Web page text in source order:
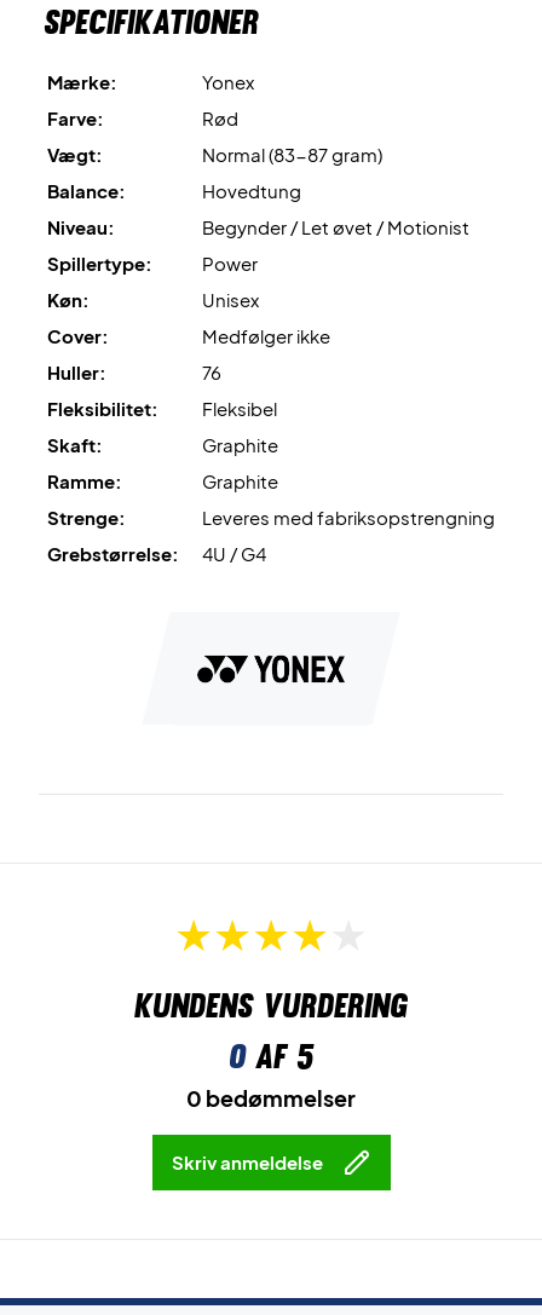
Specifikationer
Mærke:
Yonex
Farve:
Rød
Vægt:
Normal (83-87 gram)
Balance:
Hovedtung
Niveau:
Begynder / Let øvet / Motionist
Spillertype:
Power
Køn:
Unisex
Cover:
Medfølger ikke
Huller:
76
Fleksibilitet:
Fleksibel
Skaft:
Graphite
Ramme:
Graphite
Strenge:
Leveres med fabriksopstrengning
Grebstørrelse:
4U / G4
Kundens vurdering
0af 5
0 bedømmelser
Skriv anmeldelse